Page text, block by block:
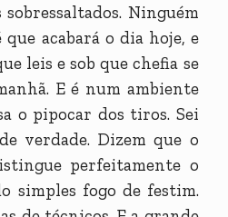
Ninguém
acabará o dia hoje, e
leis e sob que chefia se
E é num ambiente
o pipocar dos tiros. Sei
verdade. Dizem que o
perfeitamente o
simples fogo de festim.